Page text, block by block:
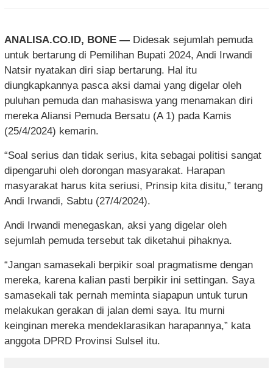
ANALISA.CO.ID, BONE — Didesak sejumlah pemuda
untuk bertarung di Pemilihan Bupati 2024, Andi Irwandi
Natsir nyatakan diri siap bertarung. Hal itu
diungkapkannya pasca aksi damai yang digelar oleh
puluhan pemuda dan mahasiswa yang menamakan diri
mereka Aliansi Pemuda Bersatu (A 1) pada Kamis
(25/4/2024) kemarin.
“Soal serius dan tidak serius, kita sebagai politisi sangat
dipengaruhi oleh dorongan masyarakat. Harapan
masyarakat harus kita seriusi, Prinsip kita disitu,” terang
Andi Irwandi, Sabtu (27/4/2024).
Andi Irwandi menegaskan, aksi yang digelar oleh
sejumlah pemuda tersebut tak diketahui pihaknya.
“Jangan samasekali berpikir soal pragmatisme dengan
mereka, karena kalian pasti berpikir ini settingan. Saya
samasekali tak pernah meminta siapapun untuk turun
melakukan gerakan di jalan demi saya. Itu murni
keinginan mereka mendeklarasikan harapannya,” kata
anggota DPRD Provinsi Sulsel itu.